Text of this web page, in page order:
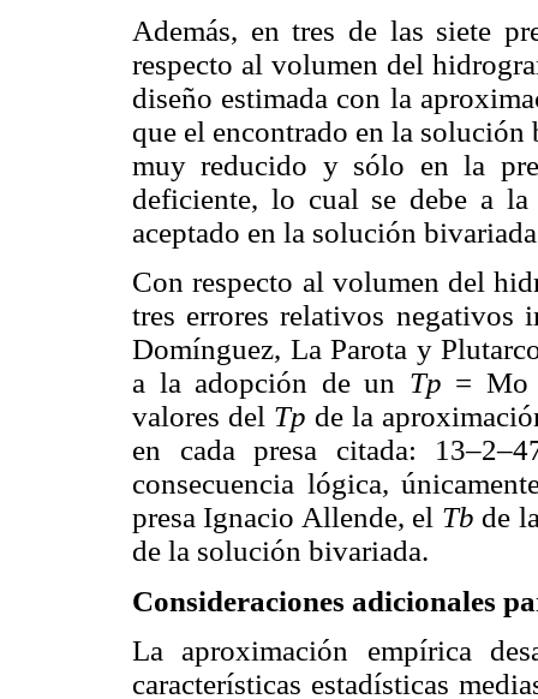
Además, en tres de las siete
respecto al volumen del
diseño estimada con la
que el encontrado en la solución
muy reducido y sólo en la
deficiente, lo cual se debe a
aceptado en la solución
Con respecto al volumen del
tres errores relativos negativos
Domínguez, La Parota y
a la adopción de un Tp = Mo
valores del Tp de la
en cada presa citada:
consecuencia lógica,
presa Ignacio Allende, el Tb de
de la solución bivariada.
Consideraciones adicionales
La aproximación empírica
características estadísticas